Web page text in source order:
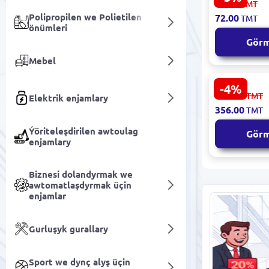
Polipropilen we Polietilen
önümleri
Mebel
Elektrik enjamlary
Ýöriteleşdirilen awtoulag
enjamlary
Biznesi dolandyrmak we
awtomatlaşdyrmak üçin
enjamlar
Gurluşyk gurallary
Sport we dynç alyş üçin
ml çagalar
hoşboýlyk
76.00TMT
72.00TMT
-4%
PENfection
Galam
Ýumşak
371.00 TMT
356.00TMT